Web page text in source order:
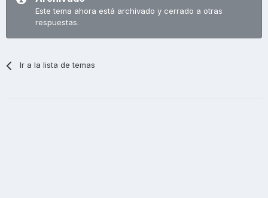
Este tema ahora está archivado y cerrado a otras
respuestas.
Ir a la lista de temas